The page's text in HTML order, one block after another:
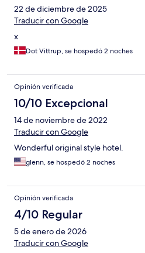
22 de diciembre de 2025
Traducir con Google
x
Dot Vittrup, se hospedó 2 noches
Opinión verificada
10/10 Excepcional
14 de noviembre de 2022
Traducir con Google
Wonderful original style hotel.
glenn, se hospedó 2 noches
Opinión verificada
4/10 Regular
5 de enero de 2026
Traducir con Google